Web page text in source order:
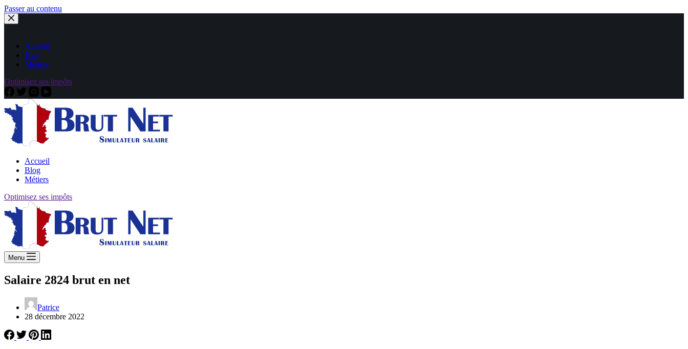
Passer au contenu
Accueil
Blog
Métiers
Optimisez ses impôts
Accueil
Blog
Métiers
Optimisez ses impôts
Menu
Salaire 2824 brut en net
Patrice
28 décembre 2022